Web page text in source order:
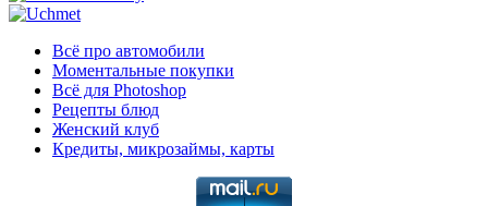
Всё про автомобили
Моментальные покупки
Всё для Photoshop
Рецепты блюд
Женский клуб
Кредиты, микрозаймы, карты